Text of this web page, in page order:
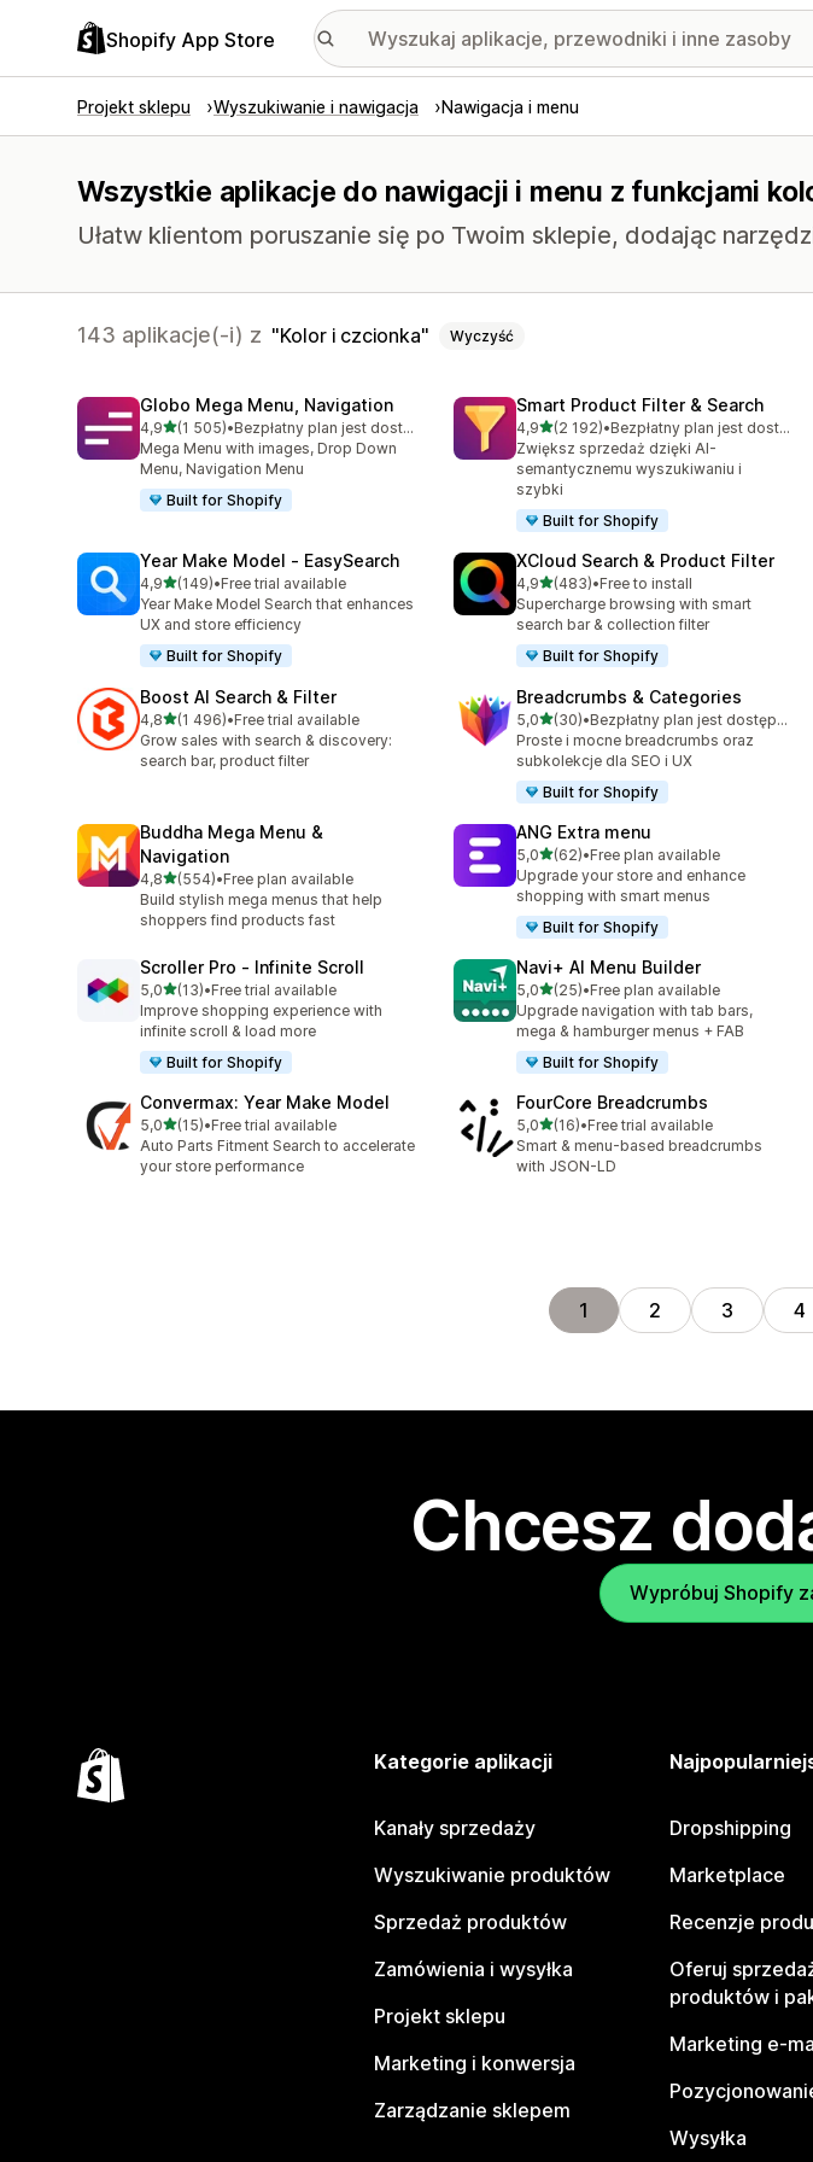
Shopify App Store
Projekt sklepu Wyszukiwanie i nawigacja Nawigacja i menu
Wszystkie aplikacje do nawigacji i menu z funkcjami
Ułatw klientom poruszanie się po Twoim sklepie, dodając
143 aplikacje(-i) z Kolor i czcionka Wyczyść
Globo Mega Menu, Navigation
4,9na 5 gwiazdek
(1 505)
Łączna liczba recenzji: 1505
•
Bezpłatny plan jest dostępny
Mega Menu with images, Drop Down
Menu, Navigation Menu
Built for Shopify
Smart Product Filter & Search
4,9na 5 gwiazdek
(2 192)
Łączna liczba recenzji: 2192
•
Bezpłatny plan jest dostępny
Zwiększ sprzedaż dzięki AI-
semantycznemu wyszukiwaniu i
szybki
Built for Shopify
Year Make Model ‑ EasySearch
4,9na 5 gwiazdek
(149)
Łączna liczba recenzji: 149
•Free trial available
Year Make Model Search that enhances
UX and store efficiency
Built for Shopify
XCloud Search & Product Filter
4,9na 5 gwiazdek
(483)
Łączna liczba recenzji: 483
•Free to install
Supercharge browsing with smart
search bar & collection filter
Built for Shopify
Boost AI Search & Filter
4,8na 5 gwiazdek
(1 496)
Łączna liczba recenzji: 1496
•Free trial available
Grow sales with search & discovery:
search bar, product filter
Breadcrumbs & Categories
5,0na 5 gwiazdek
(30)
Łączna liczba recenzji: 30
•
Bezpłatny plan jest dostępny
Proste i mocne breadcrumbs oraz
subkolekcje dla SEO i UX
Built for Shopify
Buddha Mega Menu &
Navigation
4,8na 5 gwiazdek
(554)
Łączna liczba recenzji: 554
•Free plan available
Build stylish mega menus that help
shoppers find products fast
ANG Extra menu
5,0na 5 gwiazdek
(62)
Łączna liczba recenzji: 62
•Free plan available
Upgrade your store and enhance
shopping with smart menus
Built for Shopify
Scroller Pro ‑ Infinite Scroll
5,0na 5 gwiazdek
(13)
Łączna liczba recenzji: 13
•Free trial available
Improve shopping experience with
infinite scroll & load more
Built for Shopify
Navi+ AI Menu Builder
5,0na 5 gwiazdek
(25)
Łączna liczba recenzji: 25
•Free plan available
Upgrade navigation with tab bars,
mega & hamburger menus + FAB
Built for Shopify
Convermax: Year Make Model
5,0na 5 gwiazdek
(15)
Łączna liczba recenzji: 15
•Free trial available
Auto Parts Fitment Search to accelerate
your store performance
FourCore Breadcrumbs
5,0na 5 gwiazdek
(16)
Łączna liczba recenzji: 16
•Free trial available
Smart & menu-based breadcrumbs
with JSON-LD
1 2 3 4
Chcesz
Wypróbuj Shopify
Kategorie aplikacji
Kanały sprzedaży
Wyszukiwanie produktów
Sprzedaż produktów
Zamówienia i wysyłka
Projekt sklepu
Marketing i konwersja
Zarządzanie sklepem
Dropshipping
Marketplace
Recenzje
Oferuj
produktów i
Marketing e-
Wysyłka